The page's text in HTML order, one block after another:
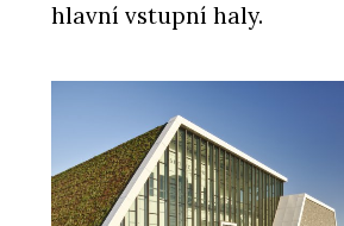
hlavní vstupní haly.